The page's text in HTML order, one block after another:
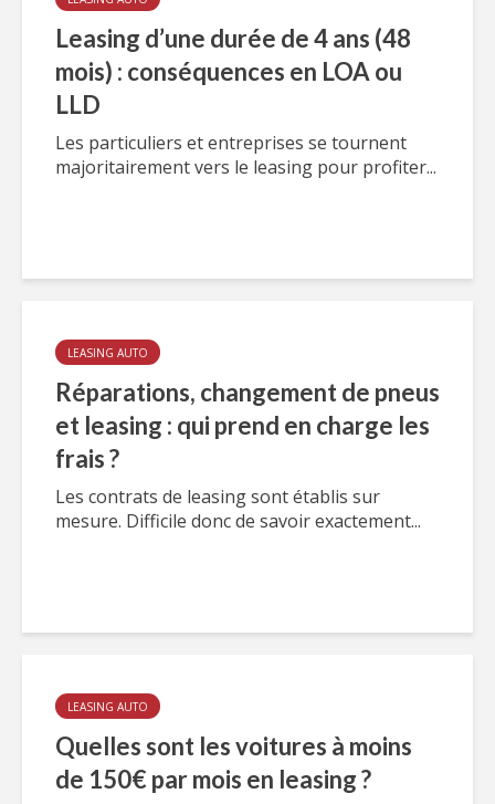
Leasing d’une durée de 4 ans (48
mois) : conséquences en LOA ou
LLD
Les particuliers et entreprises se tournent
majoritairement vers le leasing pour profiter...
LEASING AUTO
Réparations, changement de pneus
et leasing : qui prend en charge les
frais ?
Les contrats de leasing sont établis sur
mesure. Difficile donc de savoir exactement...
LEASING AUTO
Quelles sont les voitures à moins
de 150€ par mois en leasing ?